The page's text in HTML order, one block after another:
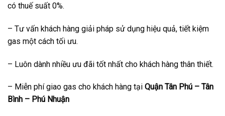
có thuế suất 0%.
– Tư vấn khách hàng giải pháp sử dụng hiệu quả, tiết kiệm
gas một cách tối ưu.
– Luôn dành nhiều ưu đãi tốt nhất cho khách hàng thân thiết.
– Miễn phí giao gas cho khách hàng tại Quận Tân Phú – Tân
Bình – Phú Nhuận